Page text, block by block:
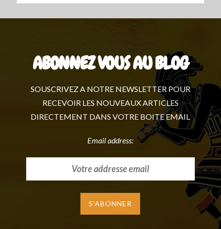
ABONNEZ VOUS AU BLOG
SOUSCRIVEZ A NOTRE NEWSLETTER POUR
RECEVOIR LES NOUVEAUX ARTICLES
DIRECTEMENT DANS VOTRE BOITE EMAIL
Email address: